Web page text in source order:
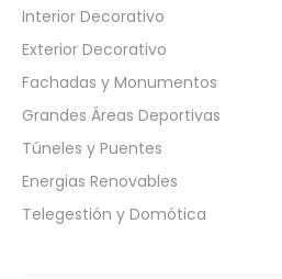
Interior Decorativo
Exterior Decorativo
Fachadas y Monumentos
Grandes Áreas Deportivas
Túneles y Puentes
Energias Renovables
Telegestión y Domótica